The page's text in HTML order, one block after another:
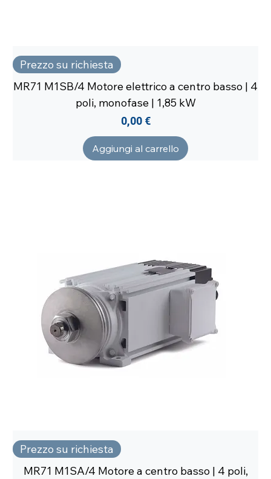
Prezzo su richiesta
MR71 M1SB/4 Motore elettrico a centro basso | 4
poli, monofase | 1,85 kW
Prezzo
0,00 €
Aggiungi al carrello
Prezzo su richiesta
MR71 M1SA/4 Motore a centro basso | 4 poli,